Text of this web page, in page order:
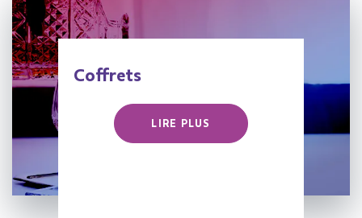
Coffrets
LIRE PLUS